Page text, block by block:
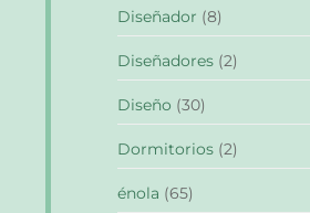
Diseñador (8)
Diseñadores (2)
Diseño (30)
Dormitorios (2)
énola (65)